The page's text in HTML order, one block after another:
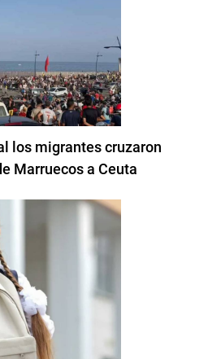
los migrantes cruzaron
Marruecos a Ceuta